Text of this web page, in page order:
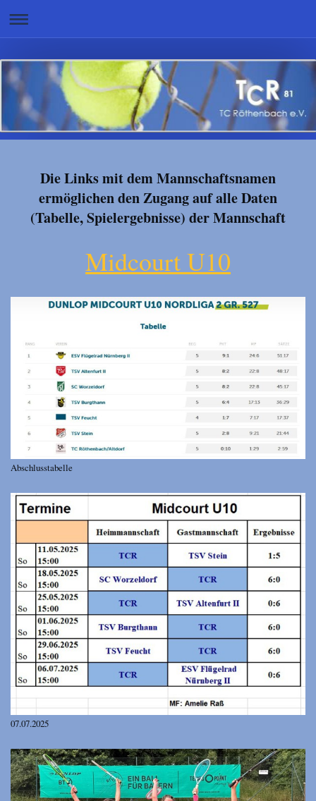
Die Links mit dem Mannschaftsnamen
ermöglichen den Zugang auf alle Daten
(Tabelle, Spielergebnisse) der Mannschaft
Midcourt U10
Abschlusstabelle
07.07.2025